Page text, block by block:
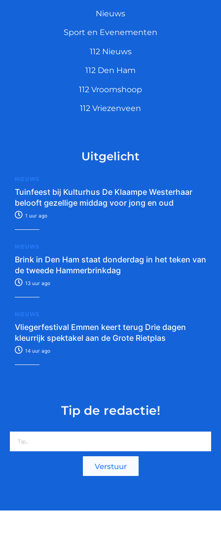
Nieuws
Sport en Evenementen
112 Nieuws
112 Den Ham
112 Vroomshoop
112 Vriezenveen
Uitgelicht
NIEUWS
Tuinfeest bij Kulturhus De Klaampe Westerhaar
belooft gezellige middag voor jong en oud
1 uur ago
NIEUWS
Brink in Den Ham staat donderdag in het teken van
de tweede Hammerbrinkdag
13 uur ago
NIEUWS
Vliegerfestival Emmen keert terug Drie dagen
kleurrijk spektakel aan de Grote Rietplas
14 uur ago
Tip de redactie!
Verstuur